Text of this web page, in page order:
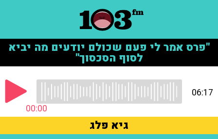
"פרס אמר לי פעם שכולם יודעים מה יביא
לסוף הסכסוך"
00:00
06:17
גיא פלג